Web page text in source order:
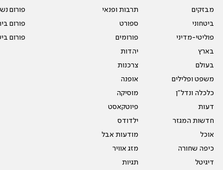
מבזקים
ביטחוני
פוליטי-מדיני
בארץ
בעולם
משפט ופלילים
כלכלה ונדל"ן
דעות
חדשות המגזר
אוכל
כיפה שחורה
דיגיטל
תרבות ופנאי
ספורט
פורומים
יהדות
צרכנות
אופנה
מוסיקה
פיוטקאסט
ילדודס
מודעות אבל
מזג אוויר
תגיות
פורום
פורום
פורום